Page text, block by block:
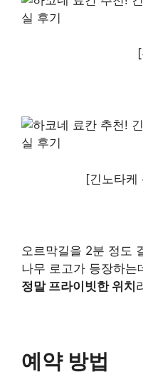
[긴노타케
오르막길을 2분 정도
나무 로고가 등장하는
정말 프라이빗한 위치
예약 방법